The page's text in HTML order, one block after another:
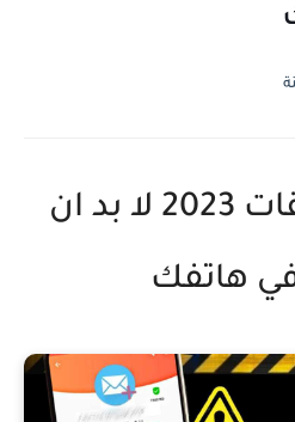
افضل تطبيقات 2023 لا بد ان
هاتفك